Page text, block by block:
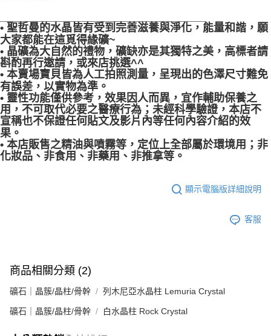
• 聖哲曼的水晶皆有受到完善滋養與淨化，能量和諧，願
大家都能在這覓得緣礦~
• 晶礦為大自然的禮物，礦缺亦是其獨特之美，高標者請
斟酌再行邀請，或來店挑選^^
• 本賣場寶貝皆為人工拍照測量，呈現出的色澤尺寸難免
有誤差，以實物為準。
• 靈性功能僅供參考，效果因人而異，宜作輔助保養之
用，不可取代必要之醫療行為；未經科學驗證，本店不
宣稱也不保證任何貼文及影片內等任何內容介紹的效
果。
• 本店販售之精油與噴霧等，定位上全部屬於環境用；非
化妝品、非食用、非藥用、非推拿等。
顯示電腦版詳細說明
客服
商品相關分類 (2)
礦石｜晶簇/晶柱/骨幹 列木尼亞水晶柱 Lemuria Crystal
礦石｜晶簇/晶柱/骨幹 白水晶柱 Rock Crystal